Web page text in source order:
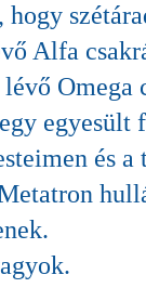
hogy
Alfa
Omega
egyesült
és